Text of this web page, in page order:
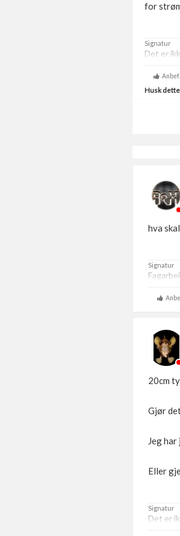
for
Signatur
Det er
Husk
hva
Signatur
20cm
Gjør
Jeg
Eller
Signatur
Det er